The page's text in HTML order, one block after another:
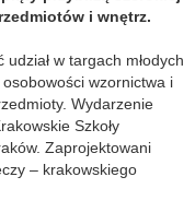
i wnętrz.
w targach młodych
osobowości wzornictwa i
Wydarzenie
Szkoły
Zaprojektowani
– krakowskiego